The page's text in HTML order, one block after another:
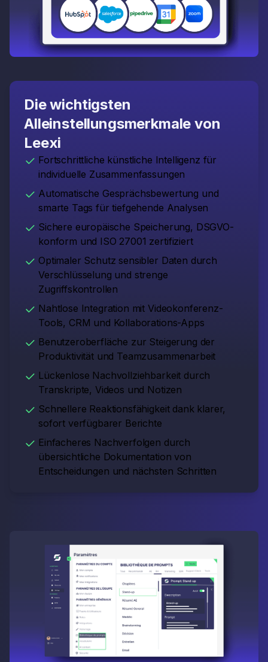
Die wichtigsten
Alleinstellungsmerkmale von
Leexi
Fortschrittliche künstliche Intelligenz für
individuelle Zusammenfassungen
Automatische Gesprächsbewertung und
smarte Tags für tiefgehende Analysen
Sichere europäische Speicherung, DSGVO-
konform und ISO 27001 zertifiziert
Optimaler Schutz sensibler Daten durch
Verschlüsselung und strenge
Zugriffskontrollen
Nahtlose Integration mit Videokonferenz-
Tools, CRM und Kollaborations-Apps
Benutzeroberfläche zur Steigerung der
Produktivität und Teamzusammenarbeit
Lückenlose Nachvollziehbarkeit durch
Transkripte, Videos und Notizen
Schnellere Reaktionsfähigkeit dank klarer,
sofort verfügbarer Berichte
Einfacheres Nachverfolgen durch
übersichtliche Dokumentation von
Entscheidungen und nächsten Schritten